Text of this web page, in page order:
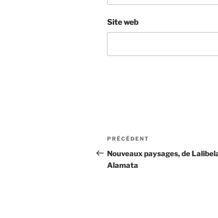
Site web
Navigation
de
l’article
Article
précédent
PRÉCÉDENT
Nouveaux paysages, de
Alamata